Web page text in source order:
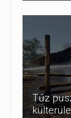
Tűz